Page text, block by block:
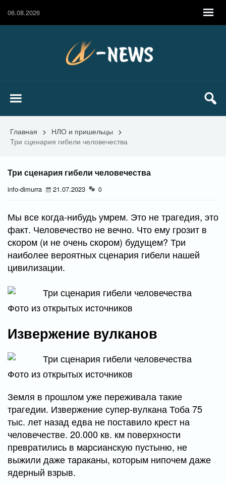
06.08.2026
Главная > НЛО и пришельцы >
Три сценария гибели человечества
Три сценария гибели человечества
info-dimurra 21.07.2023 0
Мы все когда-нибудь умрем. Это не трагедия, это
факт. Человечество не вечно. Что ему грозит в
скором (и не очень скором) будущем? Три
наиболее вероятных сценария гибели нашей
цивилизации.
Фото из открытых источников
Извержение вулканов
Фото из открытых источников
Земля в прошлом уже переживала такие
трагедии. Извержение супер-вулкана Тоба 75
тыс. лет назад едва не поставило крест на
человечестве. 20.000 кв. км поверхности
превратились в марсианскую пустыню, не
выжили даже тараканы, которым нипочем даже
ядерный взрыв.